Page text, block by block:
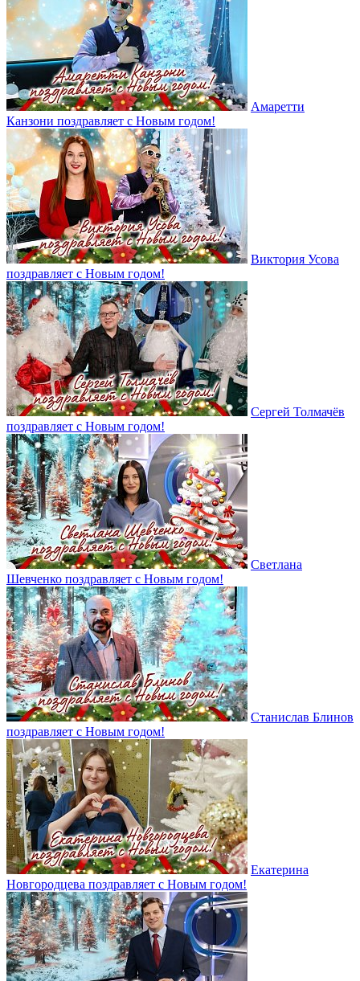
Амаретти
Канзони поздравляет с Новым годом!
Виктория Усова
поздравляет с Новым годом!
Сергей Толмачёв
поздравляет с Новым годом!
Светлана
Шевченко поздравляет с Новым годом!
Станислав Блинов
поздравляет с Новым годом!
Екатерина
Новгородцева поздравляет с Новым годом!